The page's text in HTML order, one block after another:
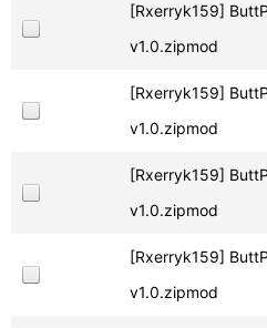
[Rxerryk159]
v1.0.zipmod
[Rxerryk159]
v1.0.zipmod
[Rxerryk159]
v1.0.zipmod
[Rxerryk159]
v1.0.zipmod